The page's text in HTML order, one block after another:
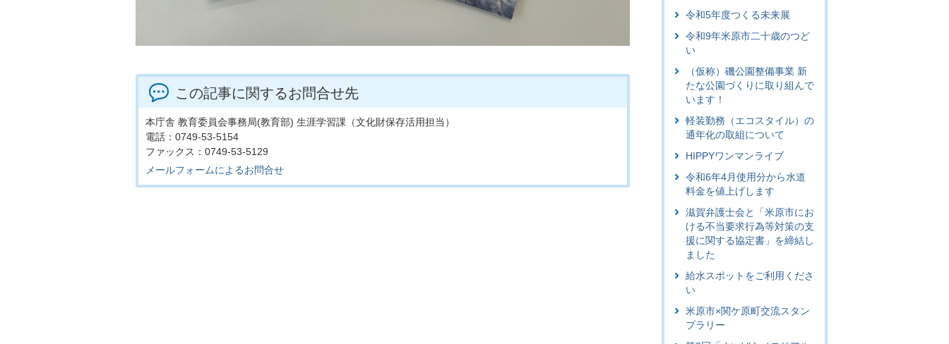
この記事に関するお問合せ先
本庁舎 教育委員会事務局(教育部) 生涯学習課（文化財保存活用担当）
電話：0749-53-5154
ファックス：0749-53-5129
メールフォームによるお問合せ
令和5年度つくる未来展
令和9年米原市二十歳のつど
い
（仮称）磯公園整備事業 新
たな公園づくりに取り組んで
います！
軽装勤務（エコスタイル）の
通年化の取組について
HIPPYワンマンライブ
令和6年4月使用分から水道
料金を値上げします
滋賀弁護士会と「米原市にお
ける不当要求行為等対策の支
援に関する協定書」を締結し
ました
給水スポットをご利用くださ
い
米原市×関ケ原町交流スタン
プラリー